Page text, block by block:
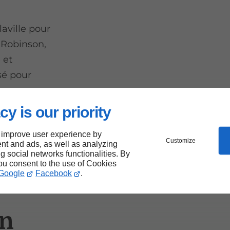
is our priority
user experience by
and ads, as well as analyzing
social networks functionalities. By
consent to the use of Cookies
Facebook .
Customize
pour
et
pour
la